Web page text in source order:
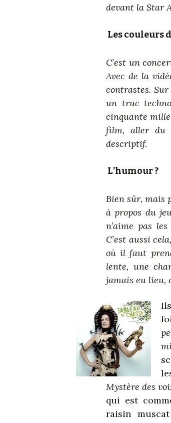
devant la Star
Les couleurs
C’est un
Avec de la
contrastes. Sur
un truc
cinquante mille
film, aller du
descriptif.
L’humour ?
Bien sûr, mais
à propos du
n’aime pas
C’est aussi
où il faut
lente, une
jamais eu lieu,
Mystère des
qui est
raisin